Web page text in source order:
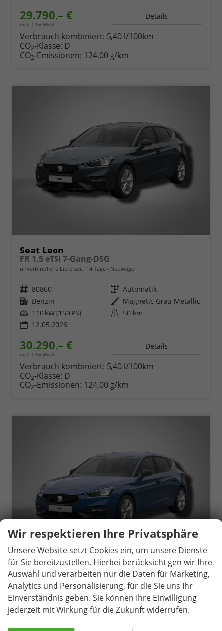
29.790,– €
incl. 19% MwSt.
Details
Verbrauch kombiniert: 5,40 l/100km
CO2-Klasse: D
CO2-Emissionen: 124,00 g/km
Seat Leon
FR 1.5 eTSI 7-Gang-DSG
unverbindliche Lieferzeit: 14 Tage Neuwagen
Fahrzeugnr. 80860 Getriebe Automatik
Kraftstoff Benzin Außenfarbe Magnetic Grau Metallic
Leistung 110 kW (150 PS) Kilometerstand 50 km
12.05.2026
30.290,– €
incl. 19% MwSt.
Details
Verbrauch kombiniert: 5,40 l/100km
CO2-Klasse: D
CO2-Emissionen: 124,00 g/km
Seat Leon
FR 1.5 eTSI 7-Gang-DSG
unverbindliche Lieferzeit:14 Tage Neuwagen
Wir respektieren Ihre Privatsphäre
Unsere Website setzt Cookies ein, um unsere Dienste
für Sie bereitzustellen. Hierbei berücksichtigen wir Ihre
Auswahl und verarbeiten nur die Daten für Marketing,
Analytics und Personalisierung, für die Sie uns Ihr
Einverständnis geben. Sie können Ihre Einwilligung
jederzeit mit Wirkung für die Zukunft widerrufen.